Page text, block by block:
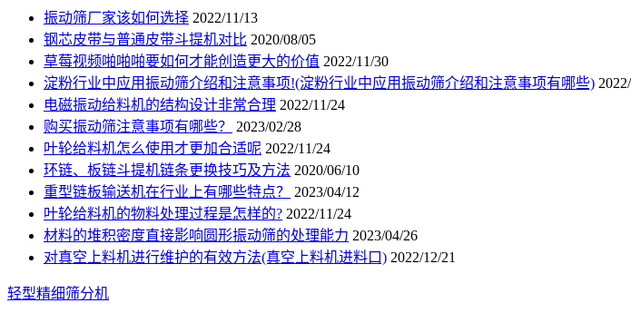
振动筛厂家该如何选择 2022/11/13
钢芯皮带与普通皮带斗提机对比 2020/08/05
草莓视频啪啪啪要如何才能创造更大的价值 2022/11/30
淀粉行业中应用振动筛介绍和注意事项!(淀粉行业中应用振动筛介绍和注意事项有哪些)
电磁振动给料机的结构设计非常合理 2022/11/24
购买振动筛注意事项有哪些？
2023/02/28
叶轮给料机怎么使用才更加合适呢 2022/11/24
环链、板链斗提机链条更换技巧及方法 2020/06/10
重型链板输送机在行业上有哪些特点？
2023/04/12
叶轮给料机的物料处理过程是怎样的? 2022/11/24
材料的堆积密度直接影响圆形振动筛的处理能力 2023/04/26
对真空上料机进行维护的有效方法(真空上料机进料口) 2022/12/21
轻型精细筛分机